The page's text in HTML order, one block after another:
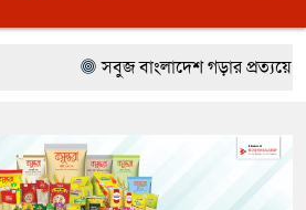
সবুজ বাংলাদেশ গড়ার প্রত্যয়ে